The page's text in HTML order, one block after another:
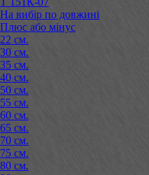
На вибір по довжині
Плюс або мінус
22 см.
30 см.
35 см.
40 см.
50 см.
55 см.
60 см.
65 см.
70 см.
75 см.
80 см.